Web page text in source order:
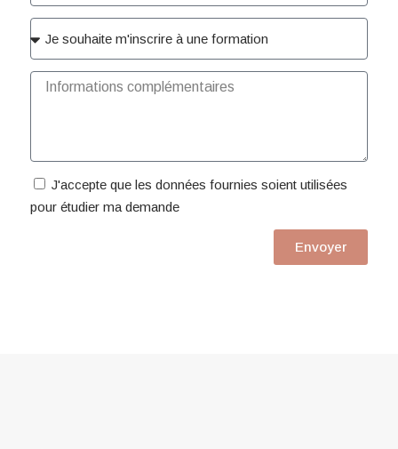
J'accepte que les données fournies soient utilisées
pour étudier ma demande
Envoyer